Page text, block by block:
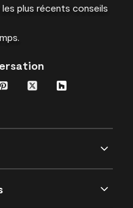
plus récents conseils